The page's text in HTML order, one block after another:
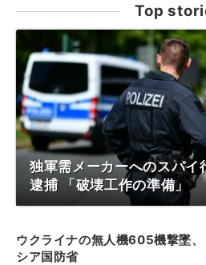
Top
独軍需メーカーへのスパイ
逮捕 「破壊工作の準備」
ウクライナの無人機605機撃墜、
シア国防省